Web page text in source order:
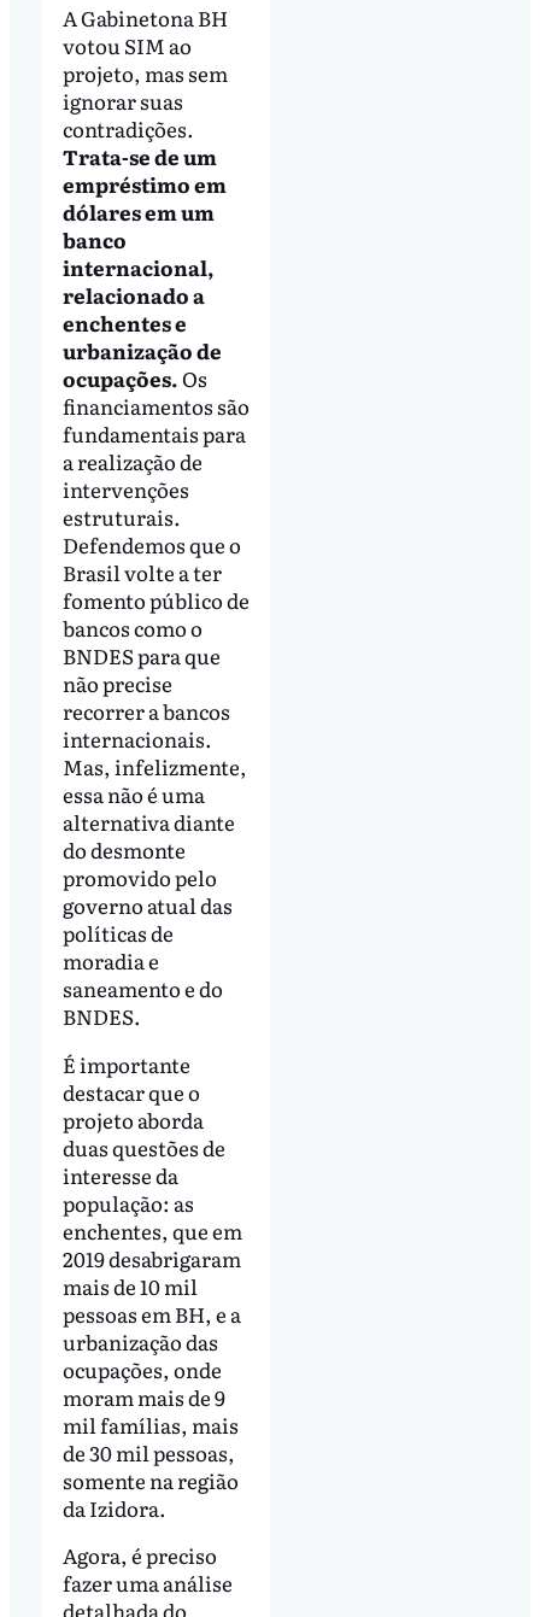
A Gabinetona BH
votou SIM ao
projeto, mas sem
ignorar suas
contradições.
Trata-se de um
empréstimo em
dólares em um
banco
internacional,
relacionado a
enchentes e
urbanização de
ocupações.Os
financiamentos são
fundamentais para
a realização de
intervenções
estruturais.
Defendemos que o
Brasil volte a ter
fomento público de
bancos como o
BNDES para que
não precise
recorrer a bancos
internacionais.
Mas, infelizmente,
essa não é uma
alternativa diante
do desmonte
promovido pelo
governo atual das
políticas de
moradia e
saneamento e do
BNDES.
É importante
destacar que o
projeto aborda
duas questões de
interesse da
população: as
enchentes, que em
2019 desabrigaram
mais de 10 mil
pessoas em BH, e a
urbanização das
ocupações, onde
moram mais de 9
mil famílias, mais
de 30 mil pessoas,
somente na região
da Izidora.
Agora, é preciso
fazer uma análise
detalhada do